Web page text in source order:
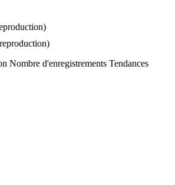
Nombre d'enregistrements Tendances